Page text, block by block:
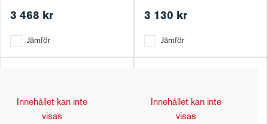
3 468 kr
Jämför
3 130 kr
Jämför
Innehållet kan inte
visas
Innehållet kan inte
visas